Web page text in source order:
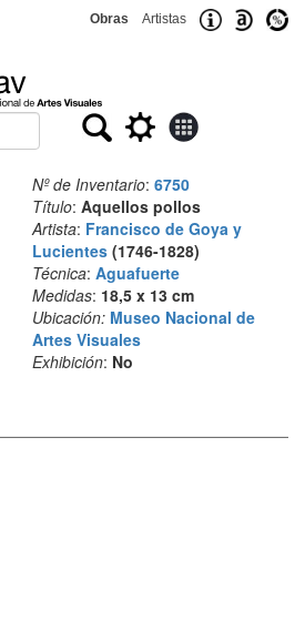
Obras Artistas
Nº de Inventario: 6750
Título: Aquellos pollos
Artista: Francisco de Goya y
Lucientes(1746-1828)
Técnica: Aguafuerte
Medidas: 18,5 x 13 cm
Ubicación: Museo Nacional de
Artes Visuales
Exhibición: No